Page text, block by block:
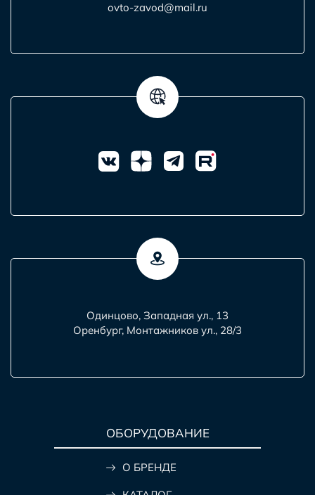
ovto-zavod@mail.ru
Одинцово, Западная ул., 13
Оренбург, Монтажников ул., 28/3
ОБОРУДОВАНИЕ
О БРЕНДЕ